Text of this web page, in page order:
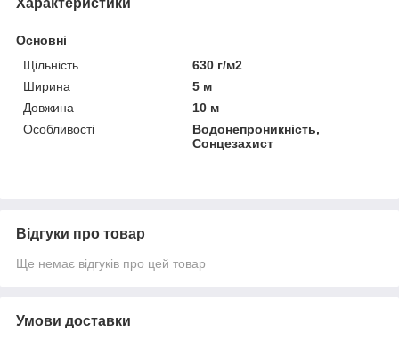
Характеристики
Основні
Щільність
630 г/м2
Ширина
5 м
Довжина
10 м
Особливості
Водонепроникність,
Сонцезахист
Відгуки про товар
Ще немає відгуків про цей товар
Умови доставки